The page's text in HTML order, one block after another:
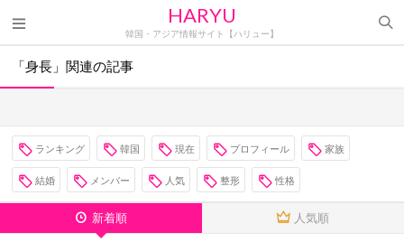
HARYU
韓国・アジア情報サイト【ハリュー】
「身長」関連の記事
ランキング 韓国 現在 プロフィール 家族
結婚 メンバー 人気 整形 性格
新着順 人気順